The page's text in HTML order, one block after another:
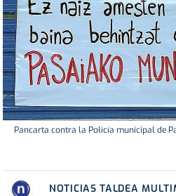
Pancarta contra la Policía municipal de
NOTICIAS TALDEA